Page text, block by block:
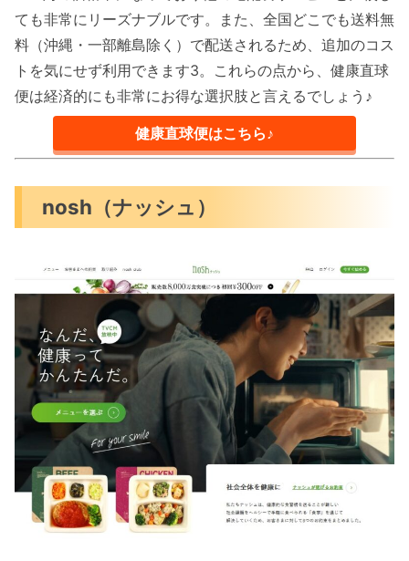
ても非常にリーズナブルです。また、全国どこでも送料無
料（沖縄・一部離島除く）で配送されるため、追加のコス
トを気にせず利用できます3。これらの点から、健康直球
便は経済的にも非常にお得な選択肢と言えるでしょう♪
健康直球便はこちら♪
nosh（ナッシュ）